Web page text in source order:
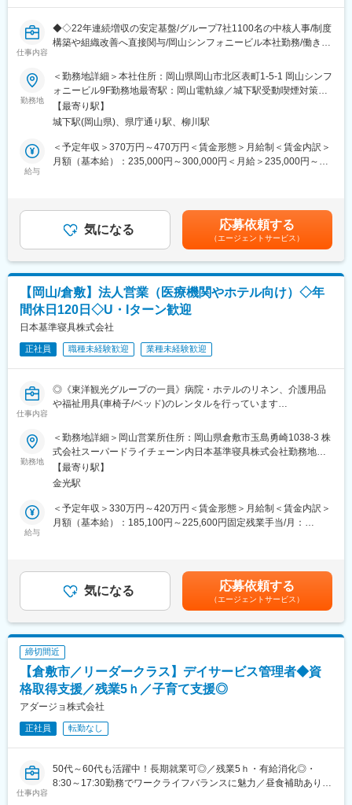
変更の範囲：会社の定める業務
仕事内容
◆◇22年連続増収の安定基盤/グループ7社1100名の中核人事/制度
構築や組織改善へ直接関与/岡山シンフォニービル本社勤務/働きや
※実務経験をベースに、総務人事として領域を広げたい方是非！
■ポジションの魅力
◎ 22年連続増収の安定成長企業
◎ グループ7社・約1,100名規模の人事総務を担う中核ポジション
◎ 業務領域が広く、裁量を持って活躍できる
■業務内容
グループ法人7社（社員数：約1,100名）の総務人事業務全般を担
■業務詳細
（1）人事管理
・入退社手続き、異動管理 等
（2） 給与・勤怠管理
・給与計算、賞与計算
・年末調整対応 等
（3） 各種社会保険手続き
（4） 各種規程整備・管理
（5） 総務・庶務業務 等
総務人事課：6名（男性5名・女性1名）
少数精鋭の組織のため、連携しながら幅広い実務に関わることが
できます。
・岡山シンフォニービルが本社です。
・東北から九州まで全国87か所の事業所。
＜勤務場所について＞
本社は岡山のランドマークである岡山シンフォニービルの9階。
シンフォニービルをぐるりと囲む大きな窓からは、岡山のまちを
一望でき、開放的な気分で働けます。
変更の範囲：会社の定める業務
勤務地
＜勤務地詳細＞本社住所：岡山県岡山市北区表町1-5-1 岡山シンフ
ォニービル9F勤務地最寄駅：岡山電軌線／城下駅受動喫煙対策：
屋内喫煙可能場所あり変更の範囲：会社の定める事業所
【最寄り駅】
城下駅(岡山県)、県庁通り駅、柳川駅
給与
＜予定年収＞370万円～470万円＜賃金形態＞月給制＜賃金内訳＞
月額（基本給）：235,000円～300,000円＜月給＞235,000円～
気になる 応募依頼する
（エージェントサービス）
【岡山/倉敷】法人営業（医療機関やホテル向け）◇年
間休日120日◇U・Iターン歓迎
日本基準寝具株式会社
正社員 職種未経験歓迎 業種未経験歓迎
仕事内容
◎《東洋観光グループの一員》病院・ホテルのリネン、介護用品
や福祉用具(車椅子/ベッド)のレンタルを行っています
住宅手当・家族手当等福利厚生充実の環境
■仕事内容
当社は、広島県・岡山県で、病院や特別養護老人ホームなどの医
療福祉施設や、ホテルなどの宿泊施設に向けて、シーツなどの寝
具類やタオルなどのリネン類のリース・レンタル業務を中心に事
業展開をしています。
類/リネン類を中心としたリース商品と、医療機器/福祉用具/紙お
むつ等の販売用商品です。入社当初は先輩との同行で業務を覚え
て頂き、それ以降はこれまでのご経験を活かしてご活躍頂きたい
Excel及びWordスキルが必要です。
【働く環境】
介護業界や医療業界をお客様とする特性上、社内メンバーも真面
目で柔らかく優しい印象の方々が多い職場です。
【やりがい】
・上記については社内の全体的な傾向として記載をしておりま
す。
勤務地
＜勤務地詳細＞岡山営業所住所：岡山県倉敷市玉島勇崎1038-3 株
式会社スーパードライチェーン内日本基準寝具株式会社勤務地最
寄駅：外浜（バス停）駅受動喫煙対策：敷地内喫煙可能場所あり
変更の範囲：会社の定める事業所
【最寄り駅】
金光駅
給与
＜予定年収＞330万円～420万円＜賃金形態＞月給制＜賃金内訳＞
月額（基本給）：185,100円～225,600円固定残業手当/月：
昇給：年1回(4月)■賞与：年2回(7月、12月／昨年実績3.5ヶ月分)
賃金はあくまでも目安の金額であり、選考を通じて上下する可能
性があります。月給(月額)は固定手当を含めた表記です。
気になる 応募依頼する
（エージェントサービス）
締切間近
【倉敷市／リーダークラス】デイサービス管理者◆資
格取得支援／残業5ｈ／子育て支援◎
アダージョ株式会社
正社員 転勤なし
仕事内容
50代～60代も活躍中！長期就業可◎／残業5ｈ・有給消化◎・
8:30～17:30勤務でワークライフバランスに魅力／昼食補助あり～